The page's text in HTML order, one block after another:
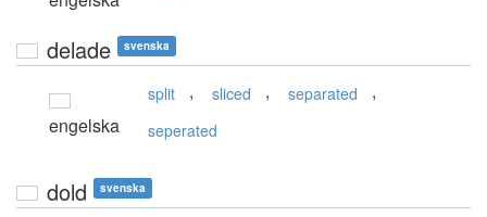
delade svenska
engelska
split , sliced , separated ,
seperated
dold svenska